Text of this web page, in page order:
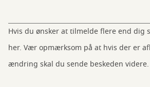
Hvis du ønsker at tilmelde flere end dig
her. Vær opmærksom på at hvis der er
ændring skal du sende beskeden videre.